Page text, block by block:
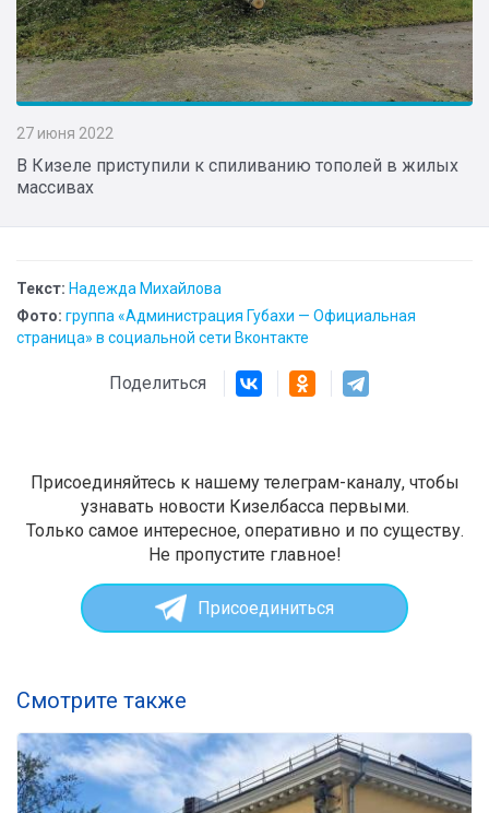
27 июня 2022
В Кизеле приступили к спиливанию тополей в жилых
массивах
Текст: Надежда Михайлова
Фото: группа «Администрация Губахи — Официальная
страница» в социальной сети Вконтакте
Поделиться
Присоединяйтесь к нашему телеграм-каналу, чтобы
узнавать новости Кизелбасса первыми.
Только самое интересное, оперативно и по существу.
Не пропустите главное!
Присоединиться
Смотрите также